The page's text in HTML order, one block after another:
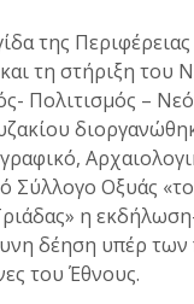
της
τη στήριξη του
Πολιτισμός –
Σύλλογο Οξυάς
η
δέηση υπέρ
του Έθνους.